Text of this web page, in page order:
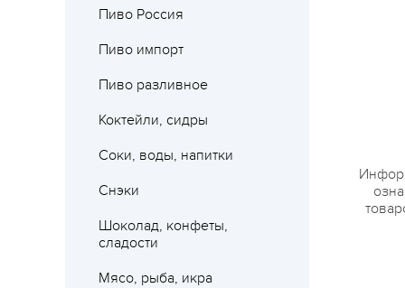
Пиво Россия
Пиво импорт
Пиво разливное
Коктейли, сидры
Соки, воды, напитки
Снэки
Шоколад, конфеты,
сладости
Мясо, рыба, икра